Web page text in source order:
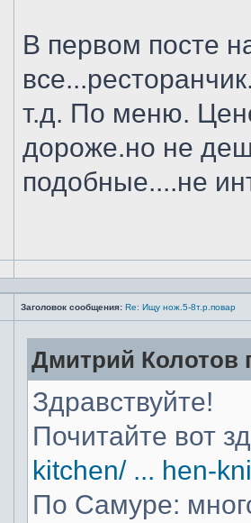
В первом посте
т.д. По меню.
дороже.но не
подобные....не
Заголовок сообщения: Re: Ищу нож.5-8т.р.повар
Дмитрий Колотов
Здравствуйте!
Почитайте вот
kitchen/ ... hen-
По Самуре: